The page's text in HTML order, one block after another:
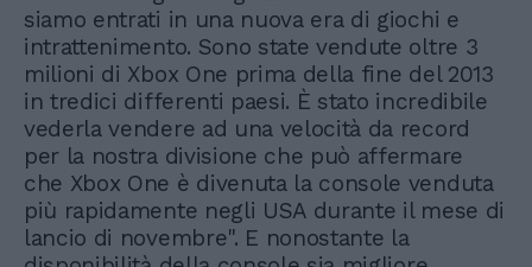
siamo entrati in una nuova era di giochi e
intrattenimento. Sono state vendute oltre 3
milioni di Xbox One prima della fine del 2013
in tredici differenti paesi. È stato incredibile
vederla vendere ad una velocità da record
per la nostra divisione che può affermare
che Xbox One è divenuta la console venduta
più rapidamente negli USA durante il mese di
lancio di novembre". E nonostante la